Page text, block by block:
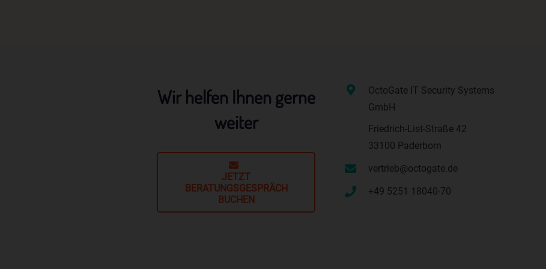
Wir helfen Ihnen gerne
weiter
JETZT
BERATUNGSGESPRÄCH
BUCHEN
OctoGate IT Security Systems
GmbH
Friedrich-List-Straße 42
33100 Paderborn
vertrieb@octogate.de
+49 5251 18040-70
Verantwortlicher im Sinne der Datenschutz-Grundverordnung, sonstiger in
den Mitgliedstaaten der Europäischen Union geltenden Datenschutzgesetze
und anderer Bestimmungen mit datenschutzrechtlichem Charakter ist: